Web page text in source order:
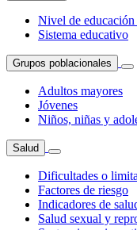
Nivel de educación
Sistema educativo
Grupos poblacionales
Adultos mayores
Jóvenes
Niños, niñas y
Salud
Dificultades o
Factores de riesgo
Indicadores de
Salud sexual y